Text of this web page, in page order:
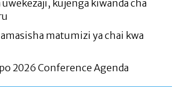
kujenga kiwanda cha
matumizi ya chai kwa
2026 Conference Agenda